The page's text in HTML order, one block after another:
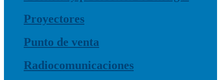
Proyectores
Punto de venta
Radiocomunicaciones